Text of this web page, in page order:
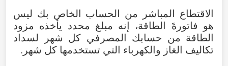
الاقتطاع المباشر من الحساب الخاص بك ليس
هو فاتورةَ الطاقة، إنه مبلغ محدد يأخذه مزود
الطاقة من حسابك المصرفي كل شهر لسداد
تكاليف الغاز والكهرباء التي تستخدمها كل شهر.